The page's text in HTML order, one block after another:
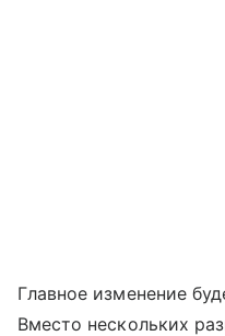
Главное изменение
Вместо нескольких